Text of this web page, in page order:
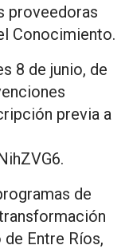
proveedoras
Conocimiento.
8 de junio, de
previa a
de
Entre Ríos,